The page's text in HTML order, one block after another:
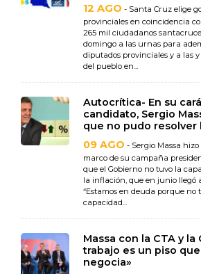
12 AGO - Santa Cruz elige
provinciales en coincidencia
265 mil ciudadanos
domingo a las urnas para
diputados provinciales y a las
del pueblo en...
Autocrítica- En su
candidato, Sergio
que no pudo resolver
09 AGO - Sergio Massa
marco de su campaña
que el Gobierno no tuvo la
la inflación, que en junio llegó
“Estamos en deuda porque no
capacidad...
Massa con la CTA y la
trabajo es un piso
negocia»